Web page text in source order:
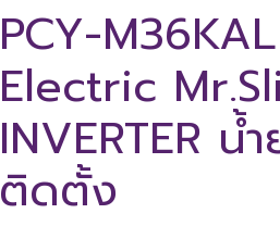
PCY-
Electric
INVERTER น้
ติดตั้ง